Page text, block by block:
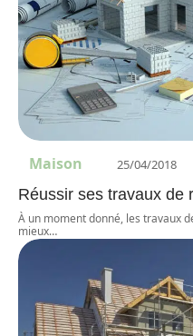
Maison 25/04/2018
Réussir ses travaux de
À un moment donné, les travaux
mieux…